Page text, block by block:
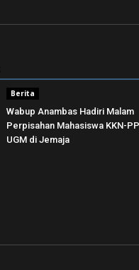
Berita
Wabup Anambas Hadiri Malam
Perpisahan Mahasiswa KKN-
UGM di Jemaja ‎